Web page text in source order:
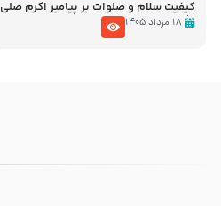
کیفیت سلام و صلوات بر پیامبر اکرم صلی
الله علیه و آله بعد از نمازهای واجب –
۱۸ مرداد ۱۴۰۵